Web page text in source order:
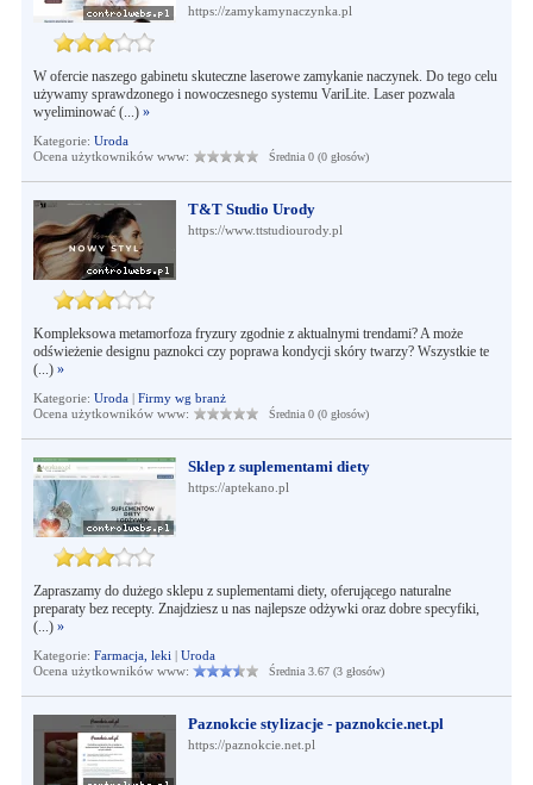
https://zamykamynaczynka.pl
W ofercie naszego gabinetu skuteczne laserowe zamykanie naczynek. Do tego celu
używamy sprawdzonego i nowoczesnego systemu VariLite. Laser pozwala
wyeliminować (...) »
Kategorie: Uroda
Ocena użytkowników www:
Średnia 0 (0 głosów)
T&T Studio Urody
https://www.ttstudiourody.pl
Kompleksowa metamorfoza fryzury zgodnie z aktualnymi trendami? A może
odświeżenie designu paznokci czy poprawa kondycji skóry twarzy? Wszystkie te
(...) »
Kategorie: Uroda| Firmy wg branż
Ocena użytkowników www:
Średnia 0 (0 głosów)
Sklep z suplementami diety
https://aptekano.pl
Zapraszamy do dużego sklepu z suplementami diety, oferującego naturalne
preparaty bez recepty. Znajdziesz u nas najlepsze odżywki oraz dobre specyfiki,
(...) »
Kategorie: Farmacja, leki | Uroda
Ocena użytkowników www:
Średnia 3.67 (3 głosów)
Paznokcie stylizacje - paznokcie.net.pl
https://paznokcie.net.pl